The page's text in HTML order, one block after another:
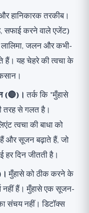
हानिकारक तरकीब।
सफाई करने वाले एजेंट)
लालिमा, जलन और कभी-
हैं। यह चेहरे की त्वचा के
(🔴)। तर्क कि "मुँहासे
तरह से गलत है।
त्वचा की बाधा को
और सूजन बढ़ाते हैं, जो
हर दिन जीतती है।
मुँहासे को ठीक करने के
नहीं हैं। मुँहासे एक सूजन-
का संचय नहीं। डिटॉक्स